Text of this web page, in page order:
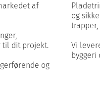
af
til dit projekt.
og
og
Vi
byggeri